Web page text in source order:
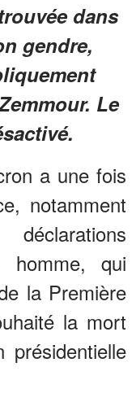
dans
gendre,
Le
a une fois
notamment
homme, qui
la Première
la mort
présidentielle